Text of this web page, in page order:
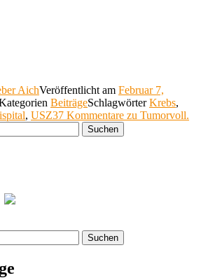
AichVeröffentlicht am Februar 7,
BeiträgeSchlagwörterKrebs,
, USZ37 Kommentare zu Tumorvoll.
Suchen
Suchen